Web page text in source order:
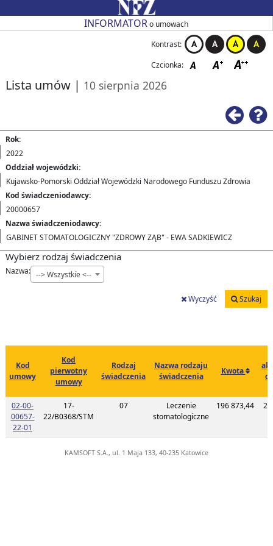
Przejdź do strony głównejINFORMATORo umowach
Kontrast:
Czcionka:
Lista umów | 10 sierpnia 2026
Rok:
2022
Oddział wojewódzki:
Kujawsko-Pomorski Oddział Wojewódzki Narodowego Funduszu Zdrowia
Kod świadczeniodawcy:
20000657
Nazwa świadczeniodawcy:
GABINET STOMATOLOGICZNY "ZDROWY ZĄB" - EWA SADKIEWICZ
Wybierz rodzaj świadczenia
Nazwa: --> Wszystkie <--
Wyczyść Szukaj
Kod
umowy
Kod
pierwotny
umowy
Rodzaj
świadczenia
Nazwa rodzaju
świadczenia
Kwota
02-00-
00657-
22-01
17-
22/B0368/STM
07
Leczenie
stomatologiczne
196 873,44
KAMSOFT S.A., ul. 1 Maja 133, 40-235 Katowice